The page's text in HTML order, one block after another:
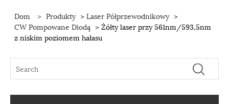
Dom > Produkty >Laser Półprzewodnikowy >
CW Pompowane Diodą > Żółty laser przy 561nm/593,5nm
z niskim poziomem hałasu